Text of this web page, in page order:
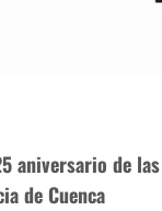
aniversario de las
de Cuenca